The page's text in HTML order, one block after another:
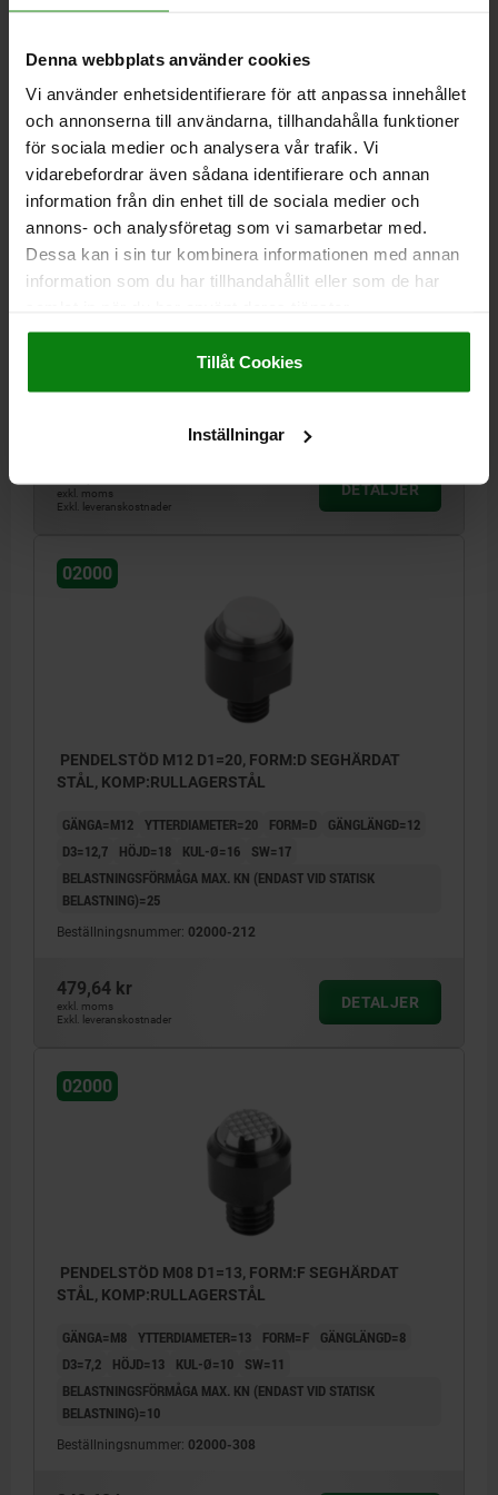
Denna webbplats använder cookies
Vi använder enhetsidentifierare för att anpassa innehållet
och annonserna till användarna, tillhandahålla funktioner
för sociala medier och analysera vår trafik. Vi
vidarebefordrar även sådana identifierare och annan
information från din enhet till de sociala medier och
annons- och analysföretag som vi samarbetar med.
Dessa kan i sin tur kombinera informationen med annan
information som du har tillhandahållit eller som de har
Impressum|Dataskydd|AGB
Tillåt Cookies
Inställningar
02000
PENDELSTÖD M10 D1=20, FORM:D SEGHÄRDAT
D3=12,7 HÖJD=18 KUL-Ø=16 SW=17
BELASTNINGSFÖRMÅGA MAX. KN (ENDAST VID STATISK
BELASTNING)=25
exkl. moms
Exkl. leveranskostnader
DETALJER
02000
PENDELSTÖD M12 D1=20, FORM:D SEGHÄRDAT
STÅL, KOMP:RULLAGERSTÅL
GÄNGA=M12 YTTERDIAMETER=20 FORM=D
GÄNGLÄNGD=12
D3=12,7
HÖJD=18 KUL-Ø=16
SW=17
BELASTNINGSFÖRMÅGA MAX. KN (ENDAST VID STATISK
BELASTNING)=25
Beställningsnummer: 02000-212
479,64 kr
exkl. moms
Exkl. leveranskostnader
DETALJER
02000
PENDELSTÖD M08 D1=13, FORM:F SEGHÄRDAT
STÅL, KOMP:RULLAGERSTÅL
GÄNGA=M8 YTTERDIAMETER=13 FORM=F
GÄNGLÄNGD=8
D3=7,2
HÖJD=13 KUL-Ø=10
SW=11
BELASTNINGSFÖRMÅGA MAX. KN (ENDAST VID STATISK
BELASTNING)=10
Beställningsnummer: 02000-308